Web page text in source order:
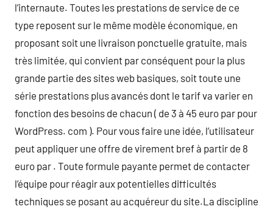
l’internaute. Toutes les prestations de service de ce
type reposent sur le même modèle économique, en
proposant soit une livraison ponctuelle gratuite, mais
très limitée, qui convient par conséquent pour la plus
grande partie des sites web basiques, soit toute une
série prestations plus avancés dont le tarif va varier en
fonction des besoins de chacun ( de 3 à 45 euro par pour
WordPress. com ). Pour vous faire une idée, l’utilisateur
peut appliquer une offre de virement bref à partir de 8
euro par . Toute formule payante permet de contacter
l’équipe pour réagir aux potentielles difficultés
techniques se posant au acquéreur du site.La discipline